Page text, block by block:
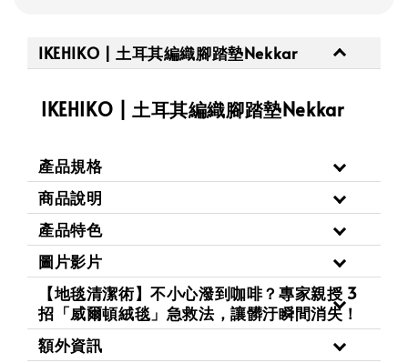
IKEHIKO | 土耳其編織腳踏墊Nekkar
IKEHIKO | 土耳其編織腳踏墊Nekkar
產品規格
商品說明
產品特色
圖片影片
【地毯清潔術】不小心潑到咖啡？專家親授 3
招「威爾頓絨毯」急救法，讓髒汙瞬間消失！
額外資訊